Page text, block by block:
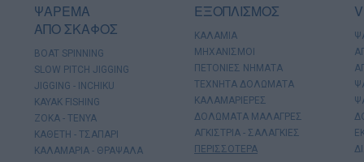
ΨΑΡΕΜΑ
ΑΠΟ ΣΚΑΦΟΣ
BOAT SPINNING
SLOW PITCH JIGGING
JIGGING - INCHIKU
KAYAK FISHING
ΖΟΚΑ - ΤΕΝΥΑ
ΚΑΘΕΤΗ - ΤΣΑΠΑΡΙ
ΚΑΛΑΜΑΡΙΑ - ΘΡΑΨΑΛΑ
ΕΞΟΠΛΙΣΜΟΣ
ΚΑΛΑΜΙΑ
ΜΗΧΑΝΙΣΜΟΙ
ΠΕΤΟΝΙΕΣ ΝΗΜΑΤΑ
ΤΕΧΝΗΤΑ ΔΟΛΩΜΑΤΑ
ΚΑΛΑΜΑΡΙΕΡΕΣ
ΔΟΛΩΜΑΤΑ ΜΑΛΑΓΡΕΣ
ΑΓΚΙΣΤΡΙΑ - ΣΑΛΑΓΚΙΕΣ
ΠΕΡΙΣΣΟΤΕΡΑ